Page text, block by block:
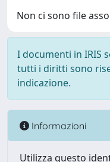
Non ci sono file
I documenti in IRIS
tutti i diritti sono
indicazione.
Informazioni
Utilizza questo